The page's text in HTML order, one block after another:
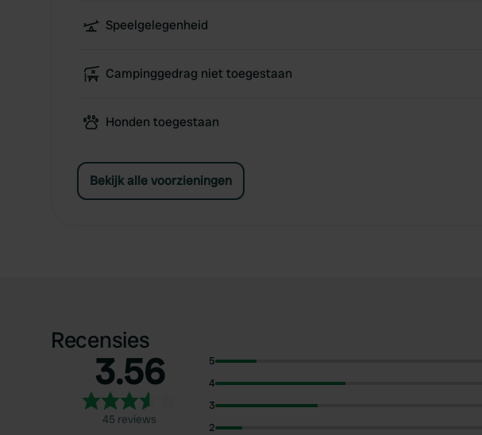
Speelgelegenheid
Campinggedrag niet toegestaan
Honden toegestaan
Bekijk alle voorzieningen
Recensies
3.56
45 reviews
5
4
3
2